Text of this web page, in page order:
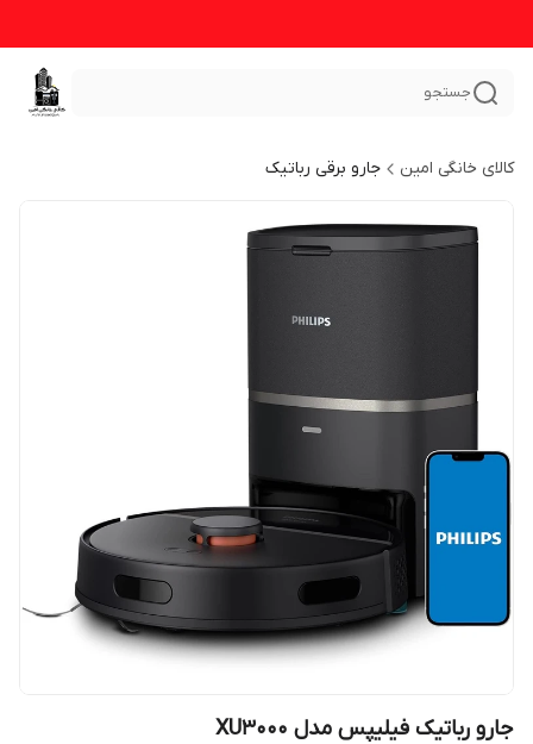
جستجو
کالای خانگی امین جارو برقی رباتیک
جارو رباتیک فیلیپس مدل XU3000